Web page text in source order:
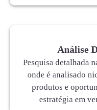
Análise
Pesquisa detalhada
onde é analisado
produtos e
estratégia em